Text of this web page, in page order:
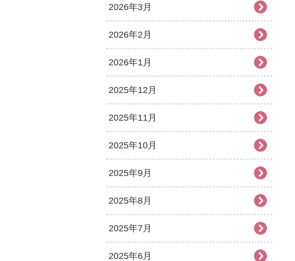
2026年3月
2026年2月
2026年1月
2025年12月
2025年11月
2025年10月
2025年9月
2025年8月
2025年7月
2025年6月